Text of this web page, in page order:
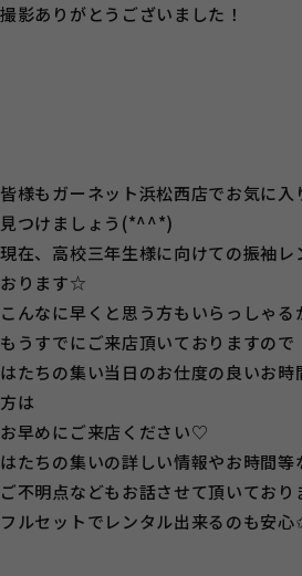
撮影ありがとうございました！
皆様もガーネット浜松西店でお気に入
見つけましょう(*^^*)
現在、高校三年生様に向けての振袖レ
おります☆
こんなに早くと思う方もいらっしゃる
もうすでにご来店頂いておりますので
はたちの集い当日のお仕度の良いお時
方は
お早めにご来店ください♡
はたちの集いの詳しい情報やお時間等
ご不明点などもお話させて頂いており
フルセットでレンタル出来るのも安